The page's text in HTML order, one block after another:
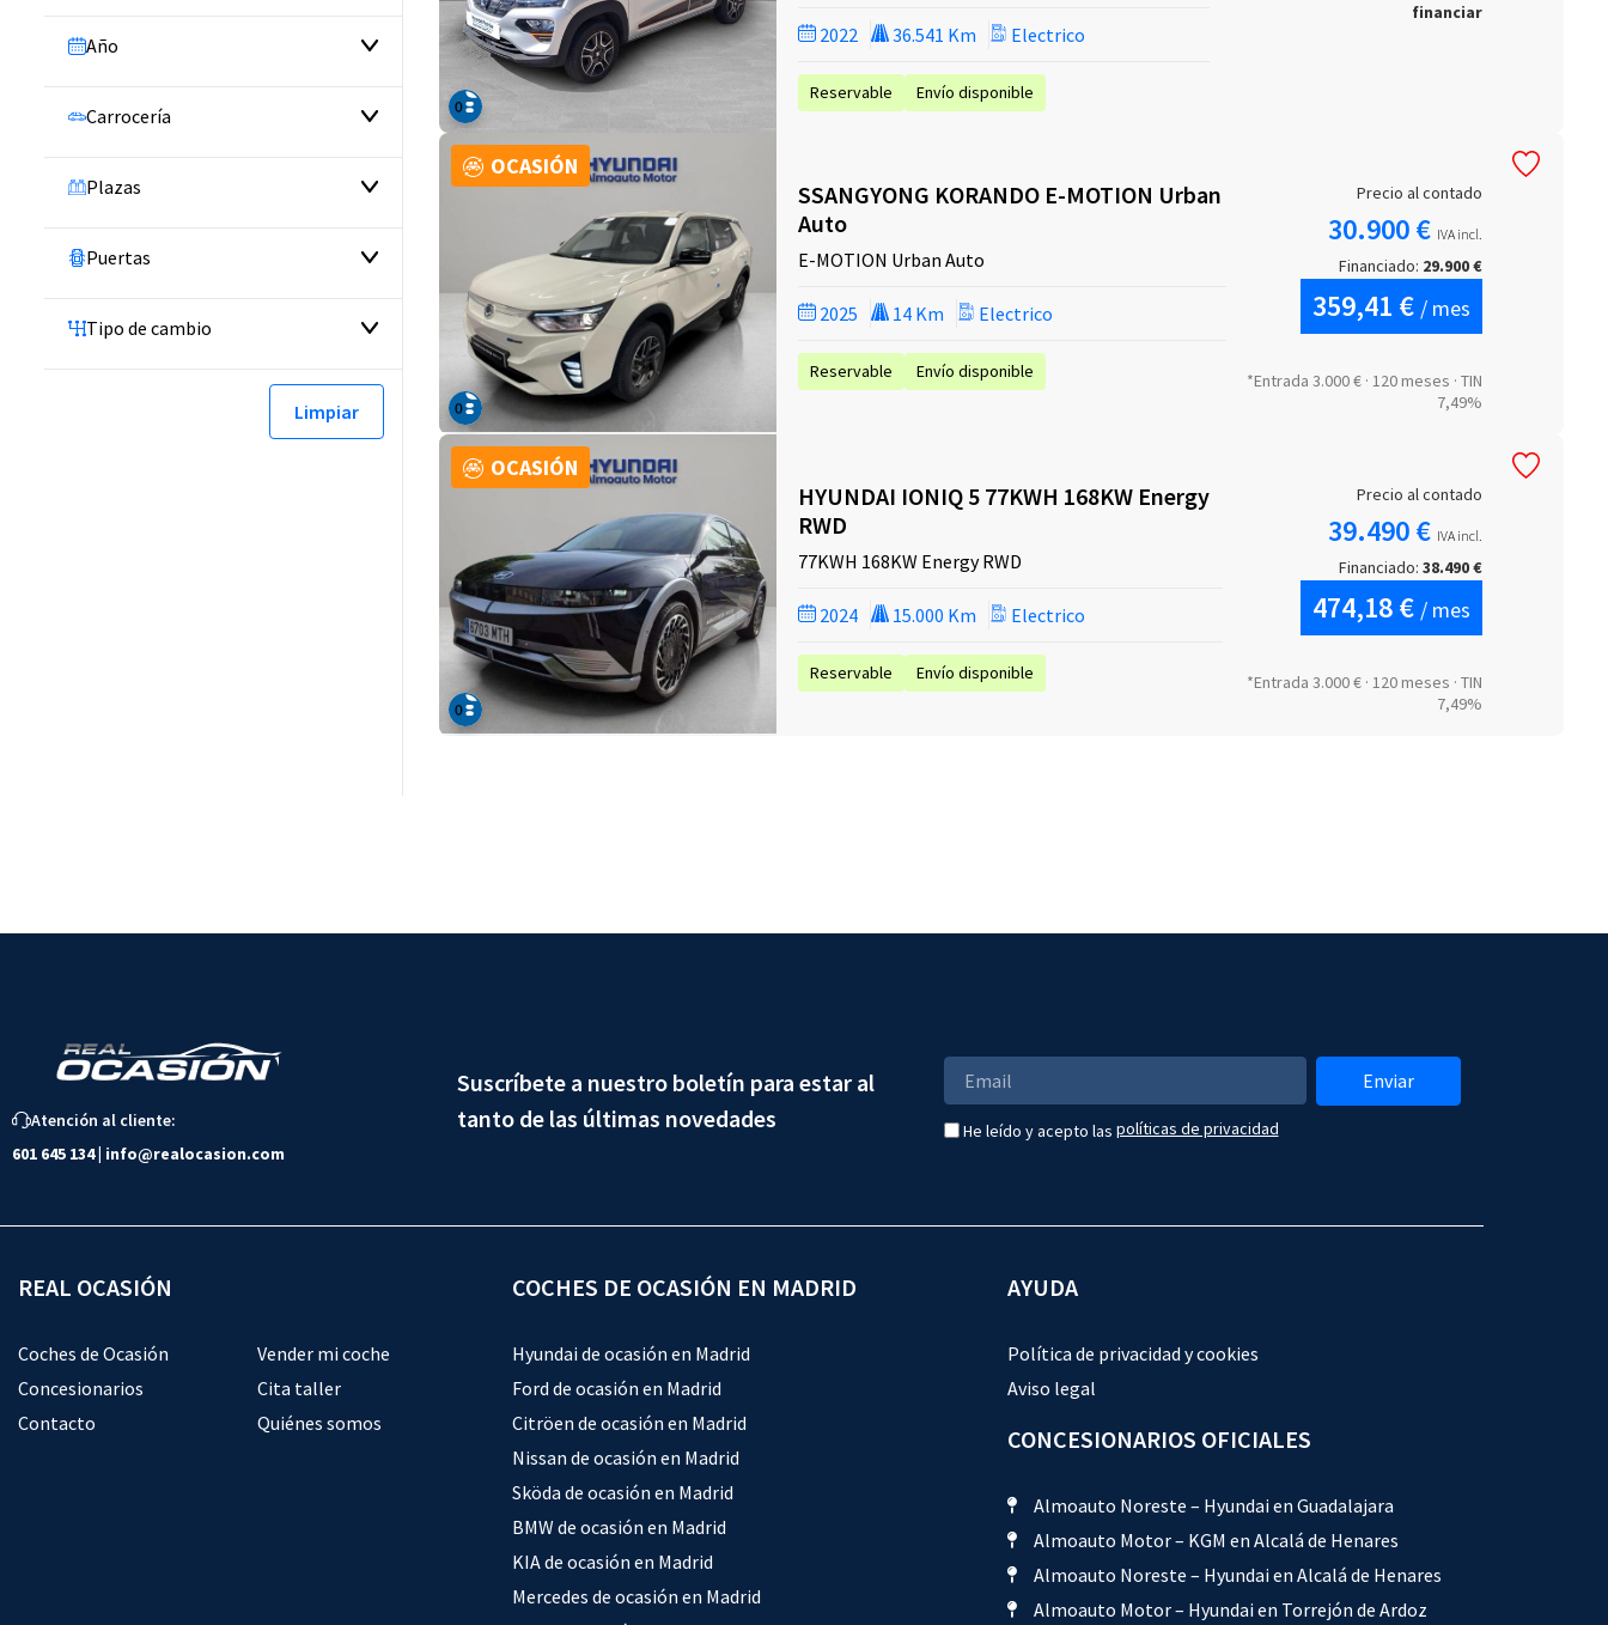
Año
Carrocería
Plazas
Puertas
Tipo de cambio
Limpiar
2022 36.541 Km Electrico
Reservable Envío disponible
financiar
OCASIÓN
SSANGYONG KORANDO E-MOTION Urban
Auto
E-MOTION Urban Auto
2025 14 Km Electrico
Reservable Envío disponible
Precio al contado
30.900 € IVA incl.
Financiado: 29.900 €
359,41 € / mes
*Entrada 3.000 € · 120 meses · TIN
7,49%
OCASIÓN
HYUNDAI IONIQ 5 77KWH 168KW Energy
RWD
77KWH 168KW Energy RWD
2024 15.000 Km Electrico
Reservable Envío disponible
Precio al contado
39.490 € IVA incl.
Financiado:38.490 €
474,18 € / mes
*Entrada 3.000 € · 120 meses · TIN
7,49%
Atención al cliente:
601 645 134| info@realocasion.com
Suscríbete a nuestro boletín para estar al
tanto de las últimas novedades
He leído y acepto las políticas de privacidad
Enviar
REAL OCASIÓN
Coches de Ocasión
Concesionarios
Contacto
Vender mi coche
Cita taller
Quiénes somos
COCHES DE OCASIÓN EN MADRID
Hyundai de ocasión en Madrid
Ford de ocasión en Madrid
Citröen de ocasión en Madrid
Nissan de ocasión en Madrid
Sköda de ocasión en Madrid
BMW de ocasión en Madrid
KIA de ocasión en Madrid
Mercedes de ocasión en Madrid
AYUDA
Política de privacidad y cookies
Aviso legal
CONCESIONARIOS OFICIALES
Almoauto Noreste – Hyundai en Guadalajara
Almoauto Motor – KGM en Alcalá de Henares
Almoauto Noreste – Hyundai en Alcalá de Henares
Almoauto Motor – Hyundai en Torrejón de Ardoz